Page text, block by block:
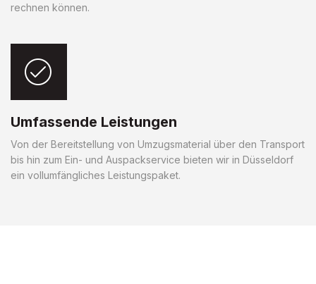
rechnen können.
Umfassende Leistungen
Von der Bereitstellung von Umzugsmaterial über den Transport
bis hin zum Ein- und Auspackservice bieten wir in Düsseldorf
ein vollumfängliches Leistungspaket.